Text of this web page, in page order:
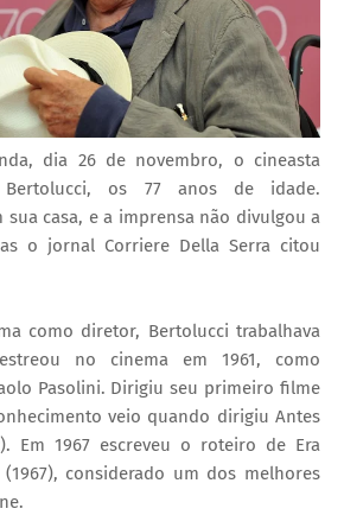
dia 26 de novembro, o cineasta
Bertolucci, os 77 anos de idade.
sua casa, e a imprensa não divulgou a
o jornal Corriere Della Serra citou
como diretor, Bertolucci trabalhava
no cinema em 1961, como
Pasolini. Dirigiu seu primeiro filme
veio quando dirigiu Antes
Em 1967 escreveu o roteiro de Era
considerado um dos melhores